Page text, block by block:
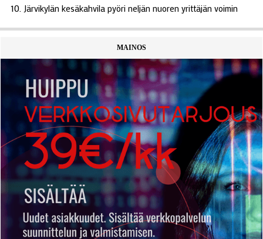
Järvikylän kesäkahvila pyöri neljän nuoren yrittäjän voimin
MAINOS